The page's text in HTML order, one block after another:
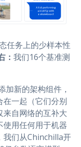
任务上的少样本性
： 我们16个基准测
新的架构组件，
一起（它们分别
自网络的互补大
用任何用于机器
我们从Chinchilla开